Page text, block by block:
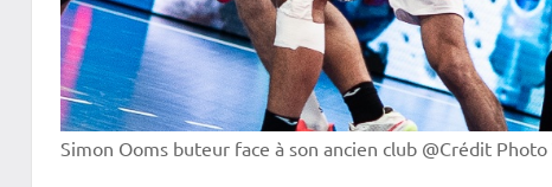
Simon Ooms buteur face à son ancien club @Crédit